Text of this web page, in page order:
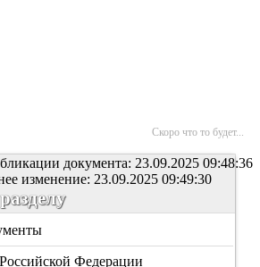
Скоро что то будет...
документа: 23.09.2025 09:48:36
изменение: 23.09.2025 09:49:30
Федерации